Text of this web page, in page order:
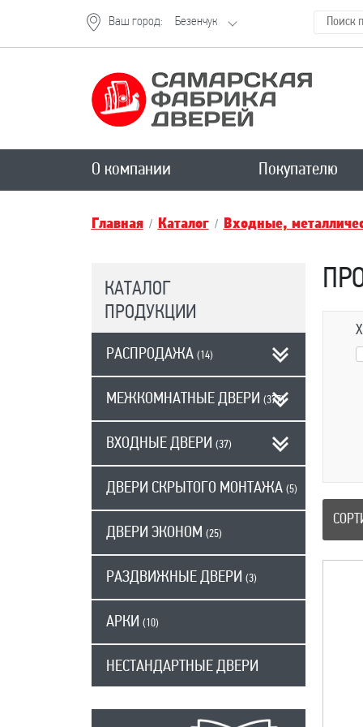
Ваш город: Безенчук
О компании Покупателю
Главная Каталог Входные,
КАТАЛОГ
ПРОДУКЦИИ
РАСПРОДАЖА (14)
МЕЖКОМНАТНЫЕ ДВЕРИ (377)
ВХОДНЫЕ ДВЕРИ (37)
ДВЕРИ СКРЫТОГО МОНТАЖА (5)
ДВЕРИ ЭКОНОМ (25)
РАЗДВИЖНЫЕ ДВЕРИ (3)
АРКИ (10)
НЕСТАНДАРТНЫЕ ДВЕРИ